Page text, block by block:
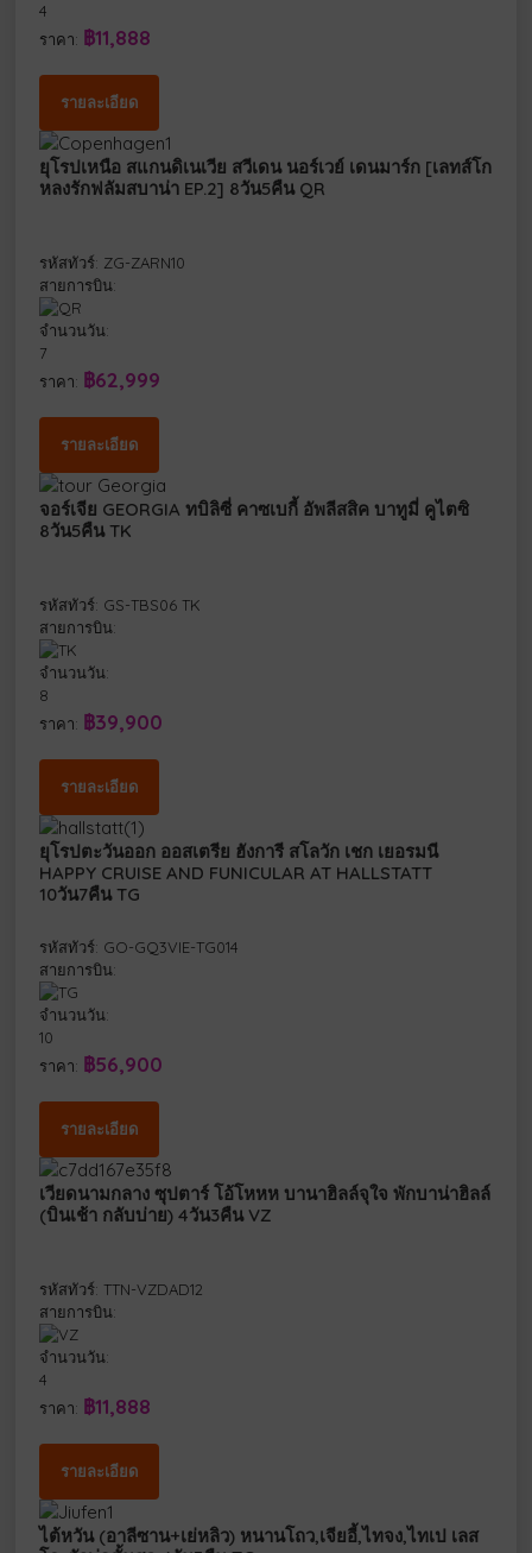
4
ราคา: ฿11,888
รายละเอียด
ยุโรปเหนือ สแกนดิเนเวีย สวีเดน นอร์เวย์ เดนมาร์ก [เลทส์โก
หลงรักฟลัมสบาน่า EP.2] 8วัน5คืน QR
รหัสทัวร์: ZG-ZARN10
สายการบิน:
จำนวนวัน:
7
ราคา: ฿62,999
รายละเอียด
จอร์เจีย GEORGIA ทบิลิซี่ คาซเบกี้ อัพลีสสิค บาทูมี่ คูไตซิ
8วัน5คืน TK
รหัสทัวร์: GS-TBS06 TK
สายการบิน:
จำนวนวัน:
8
ราคา: ฿39,900
รายละเอียด
ยุโรปตะวันออก ออสเตรีย ฮังการี สโลวัก เชก เยอรมนี
HAPPY CRUISE AND FUNICULAR AT HALLSTATT
10วัน7คืน TG
รหัสทัวร์: GO-GQ3VIE-TG014
สายการบิน:
จำนวนวัน:
10
ราคา: ฿56,900
รายละเอียด
เวียดนามกลาง ซุปตาร์ โอ้โหหห บานาฮิลล์จุใจ พักบาน่าฮิลล์
(บินเช้า กลับบ่าย) 4วัน3คืน VZ
รหัสทัวร์: TTN-VZDAD12
สายการบิน:
จำนวนวัน:
4
ราคา: ฿11,888
รายละเอียด
ไต้หวัน (อาลีซาน+เย่หลิว) หนานโถว,เจียอี้,ไทจง,ไทเป เลส